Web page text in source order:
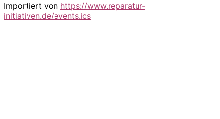
Importiert von https://www.reparatur-
initiativen.de/events.ics